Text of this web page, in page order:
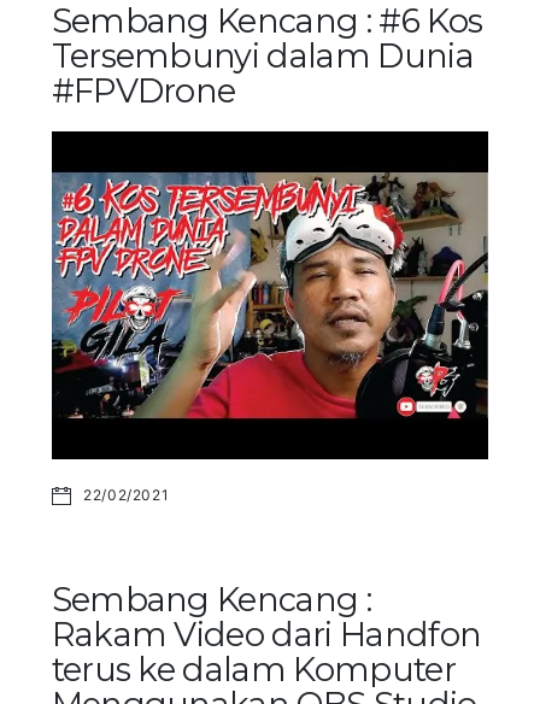
Sembang Kencang : #6 Kos
Tersembunyi dalam Dunia
#FPVDrone
22/02/2021
Sembang Kencang :
Rakam Video dari Handfon
terus ke dalam Komputer